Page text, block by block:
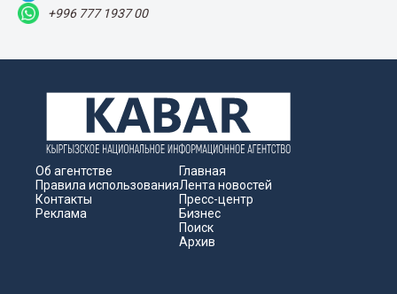
+996 777 1937 00
Об агентстве
Правила использования
Контакты
Реклама
Главная
Лента новостей
Пресс-центр
Бизнес
Поиск
Архив